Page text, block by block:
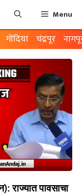
Menu
गोंदिया चंद्रपूर
पावसाचा